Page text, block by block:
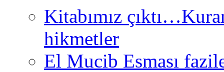
Kitabımız
hikmetler
El Mucib Esması